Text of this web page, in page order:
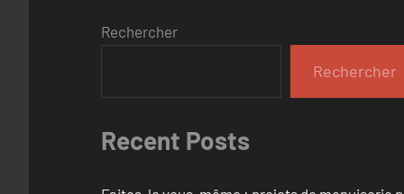
Rechercher
Rechercher
Recent Posts